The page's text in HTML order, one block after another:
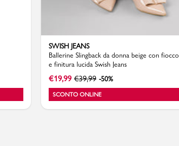
SWISH JEANS
Ballerine Slingback da donna beige con fiocco
e finitura lucida Swish Jeans
€19,99 €39,99 -50%
SCONTO ONLINE